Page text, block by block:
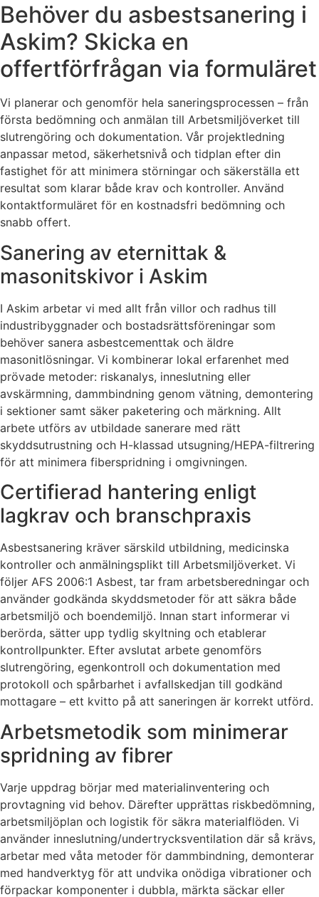
Behöver du asbestsanering i
Askim? Skicka en
offertförfrågan via formuläret
Vi planerar och genomför hela saneringsprocessen – från
första bedömning och anmälan till Arbetsmiljöverket till
slutrengöring och dokumentation. Vår projektledning
anpassar metod, säkerhetsnivå och tidplan efter din
fastighet för att minimera störningar och säkerställa ett
resultat som klarar både krav och kontroller. Använd
kontaktformuläret för en kostnadsfri bedömning och
snabb offert.
Sanering av eternittak &
masonitskivor i Askim
I Askim arbetar vi med allt från villor och radhus till
industribyggnader och bostadsrättsföreningar som
behöver sanera asbestcementtak och äldre
masonitlösningar. Vi kombinerar lokal erfarenhet med
prövade metoder: riskanalys, inneslutning eller
avskärmning, dammbindning genom vätning, demontering
i sektioner samt säker paketering och märkning. Allt
arbete utförs av utbildade sanerare med rätt
skyddsutrustning och H-klassad utsugning/HEPA-filtrering
för att minimera fiberspridning i omgivningen.
Certifierad hantering enligt
lagkrav och branschpraxis
Asbestsanering kräver särskild utbildning, medicinska
kontroller och anmälningsplikt till Arbetsmiljöverket. Vi
följer AFS 2006:1 Asbest, tar fram arbetsberedningar och
använder godkända skyddsmetoder för att säkra både
arbetsmiljö och boendemiljö. Innan start informerar vi
berörda, sätter upp tydlig skyltning och etablerar
kontrollpunkter. Efter avslutat arbete genomförs
slutrengöring, egenkontroll och dokumentation med
protokoll och spårbarhet i avfallskedjan till godkänd
mottagare – ett kvitto på att saneringen är korrekt utförd.
Arbetsmetodik som minimerar
spridning av fibrer
Varje uppdrag börjar med materialinventering och
provtagning vid behov. Därefter upprättas riskbedömning,
arbetsmiljöplan och logistik för säkra materialflöden. Vi
använder inneslutning/undertrycksventilation där så krävs,
arbetar med våta metoder för dammbindning, demonterar
med handverktyg för att undvika onödiga vibrationer och
förpackar komponenter i dubbla, märkta säckar eller